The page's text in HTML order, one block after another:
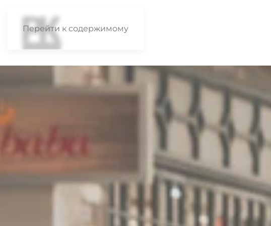
Перейти к содержимому